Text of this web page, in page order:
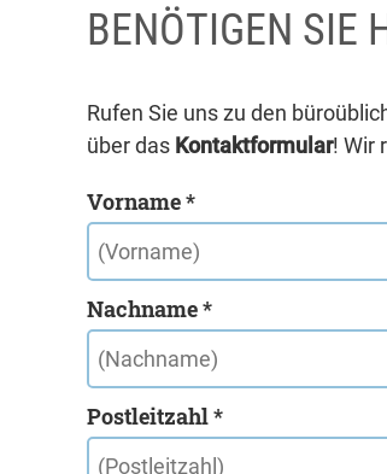
BENÖTIGEN SIE
Rufen Sie uns zu den
über das Kontaktformular! Wir
Vorname *
Nachname *
Postleitzahl *